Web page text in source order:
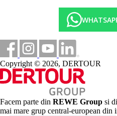
Copyright © 2026, DERTOUR
Facem parte din REWE Group si
mai mare grup central-european din